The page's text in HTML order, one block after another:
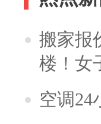
搬家报
楼！
空调24